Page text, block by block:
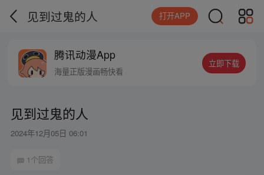
见到过鬼的人 打开APP
腾讯动漫App
海量正版漫画畅快看
立即下载
见到过鬼的人
2024年12月05日 06:01
1个回答